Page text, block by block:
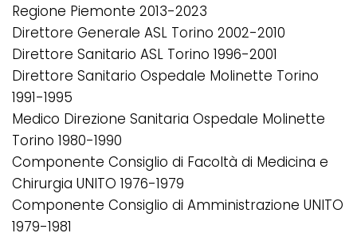
Regione Piemonte 2013-2023
Direttore Generale ASL Torino 2002-2010
Direttore Sanitario ASL Torino 1996-2001
Direttore Sanitario Ospedale Molinette Torino
1991-1995
Medico Direzione Sanitaria Ospedale Molinette
Torino 1980-1990
Componente Consiglio di Facoltà di Medicina e
Chirurgia UNITO 1976-1979
Componente Consiglio di Amministrazione UNITO
1979-1981